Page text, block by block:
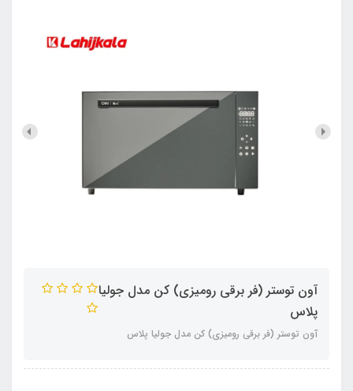
آون توستر (فر برقی رومیزی) کن مدل جولیا
پلاس
آون توستر (فر برقی رومیزی) کن مدل جولیا پلاس